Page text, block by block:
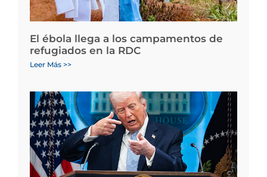
El ébola llega a los campamentos de
refugiados en la RDC
Leer Más >>